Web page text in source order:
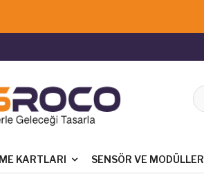
KARTLARI SENSÖR VE MODÜLLER